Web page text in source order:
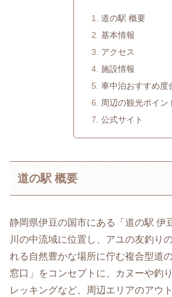
道の駅 概要
基本情報
アクセス
施設情報
車中泊おすすめ度
周辺の観光ポイン
公式サイト
道の駅 概要
静岡県伊豆の国市にある「道の駅 伊
川の中流域に位置し、アユの友釣り
れる自然豊かな場所に佇む複合型道
窓口」をコンセプトに、カヌーや釣
レッキングなど、周辺エリアのアウ